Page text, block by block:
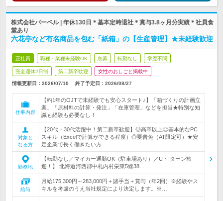
株式会社パーペル | 年休130日＊基本定時退社＊賞与3.8ヶ月分実績＊社員食
堂あり
六花亭など有名商品を包む「紙箱」の【生産管理】★未経験歓迎
正社員 職種・業種未経験OK 急募 転勤なし 学歴不問
完全週休2日制 第二新卒歓迎 女性のおしごと掲載中
情報更新日：2026/07/10 終了予定日： 2026/08/27
仕事内容
【約1年のOJTで未経験でも安心スタート♪】「箱づくりの計画立
案」「原材料の計算・発注」「在庫管理」などを担当★特別な知
識も経験も必要なし！
対象と
なる方
【20代・30代活躍中！第二新卒歓迎】◎高卒以上◎基本的なPC
スキル（Excelで計算ができる程度）◎要普免（AT限定可）★安
定企業で長く働きたい方
勤務地
【転勤なし／マイカー通勤OK（駐車場あり）／U・Iターン歓
迎！】 北海道河西郡中札内村栄東5線38…
給与
月給175,300円～283,000円＋諸手当＋賞与（年2回）※経験やス
キルを考慮のうえ当社規定により決定します。※…